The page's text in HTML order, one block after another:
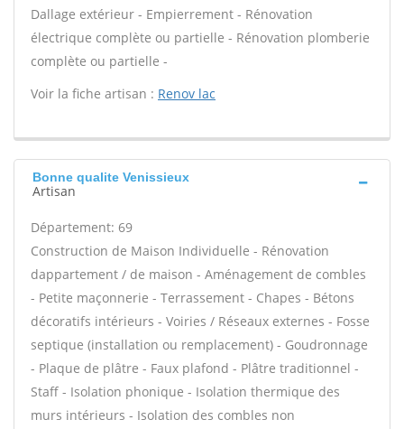
Dallage extérieur - Empierrement - Rénovation
électrique complète ou partielle - Rénovation plomberie
complète ou partielle -
Voir la fiche artisan : Renov lac
Bonne qualite Venissieux
Artisan
Département: 69
Construction de Maison Individuelle - Rénovation
dappartement / de maison - Aménagement de combles
- Petite maçonnerie - Terrassement - Chapes - Bétons
décoratifs intérieurs - Voiries / Réseaux externes - Fosse
septique (installation ou remplacement) - Goudronnage
- Plaque de plâtre - Faux plafond - Plâtre traditionnel -
Staff - Isolation phonique - Isolation thermique des
murs intérieurs - Isolation des combles non